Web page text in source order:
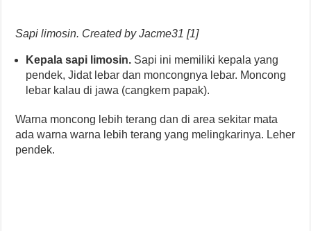
Sapi limosin. Created by Jacme31 [1]
Kepala sapi limosin. Sapi ini memiliki kepala yang
pendek, Jidat lebar dan moncongnya lebar. Moncong
lebar kalau di jawa (cangkem papak).
Warna moncong lebih terang dan di area sekitar mata
ada warna warna lebih terang yang melingkarinya. Leher
pendek.